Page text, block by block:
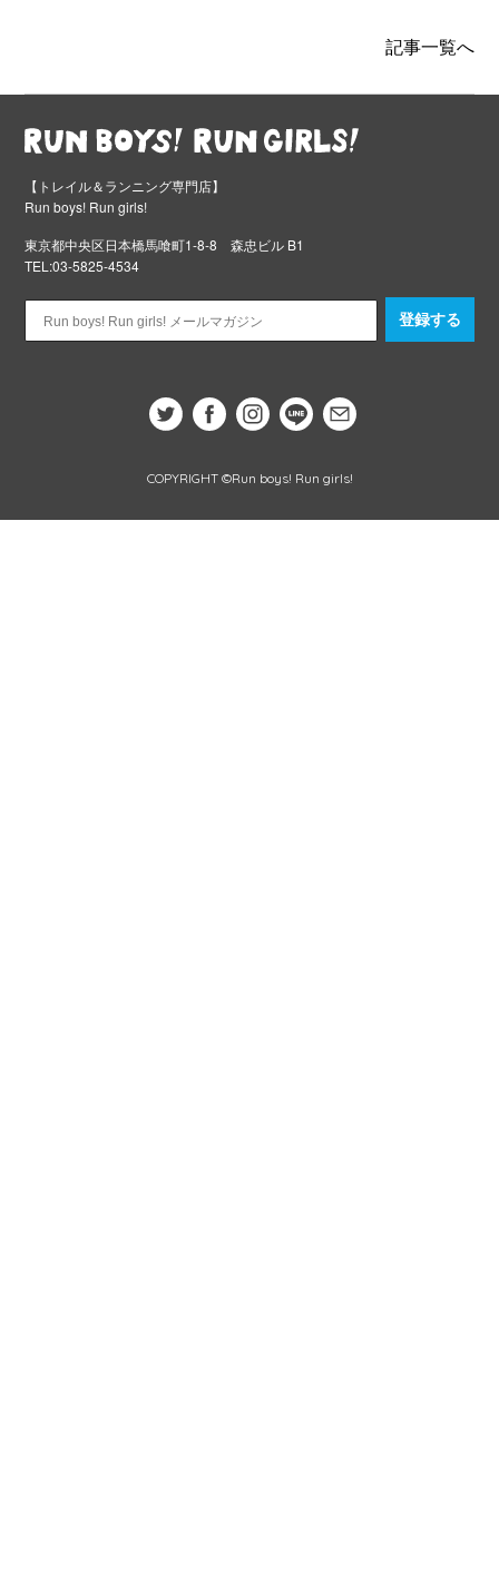
記事一覧へ
【トレイル＆ランニング専門店】
Run boys! Run girls!
東京都中央区日本橋馬喰町1-8-8 森忠ビル B1
TEL:03-5825-4534
登録する
COPYRIGHT ©Run boys! Run girls!